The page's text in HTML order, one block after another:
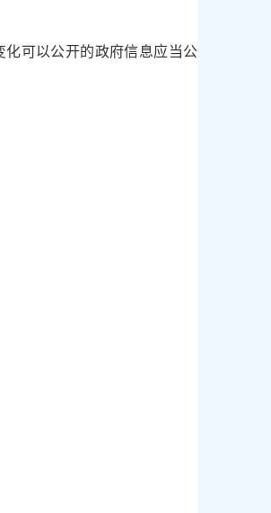
可以公开的政府信息应当公